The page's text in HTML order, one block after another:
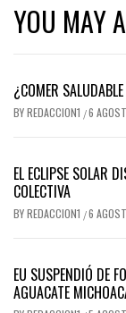
YOU MAY
¿COMER
BYREDACCION1 /6
EL ECLIPSE SOLAR
COLECTIVA
BYREDACCION1 /6
EU SUSPENDIÓ DE
AGUACATE